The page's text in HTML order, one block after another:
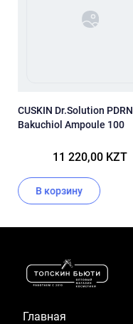
CUSKIN Dr.Solution PDRN
Bakuchiol Ampoule 100
11 220,00 KZT
В корзину
Главная